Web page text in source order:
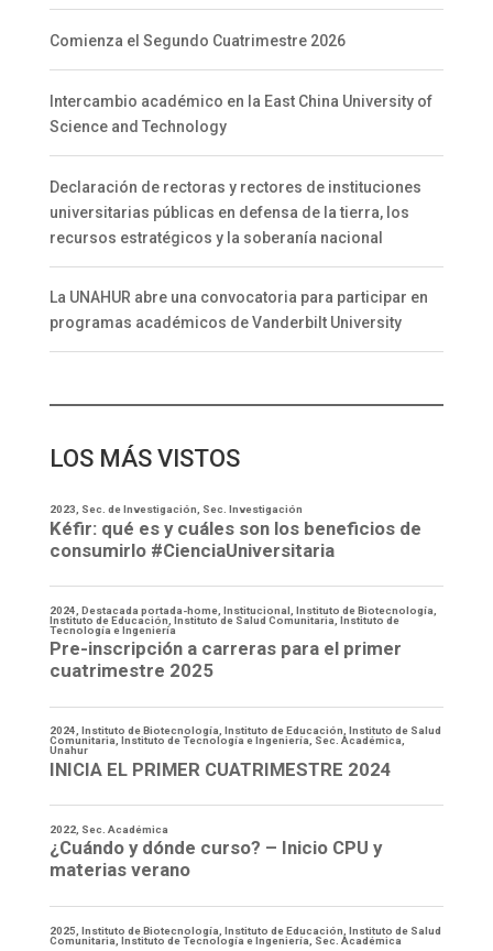
Comienza el Segundo Cuatrimestre 2026
Intercambio académico en la East China University of
Science and Technology
Declaración de rectoras y rectores de instituciones
universitarias públicas en defensa de la tierra, los
recursos estratégicos y la soberanía nacional
La UNAHUR abre una convocatoria para participar en
programas académicos de Vanderbilt University
LOS MÁS VISTOS